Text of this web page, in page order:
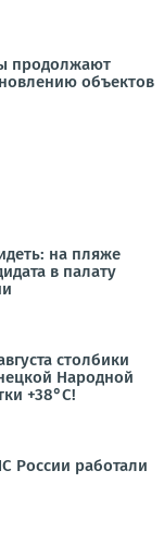
продолжают
объектов
на пляже
в палату
столбики
Народной
+38°C!
России работали